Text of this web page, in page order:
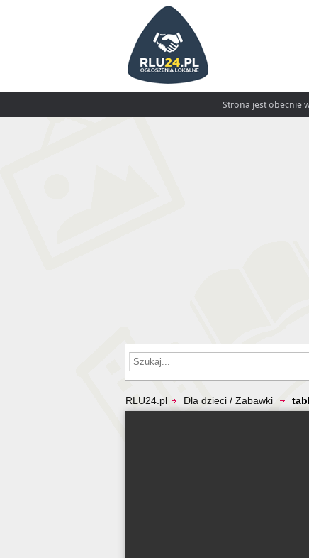
Strona jest obecnie
RLU24.pl Dla dzieci / Zabawki